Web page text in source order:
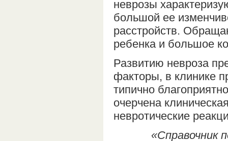
неврозы
большой ее
расстройств.
ребенка и большое
Развитию невроза
факторы, в клинике
типично
очерчена
невротические
«Справочник